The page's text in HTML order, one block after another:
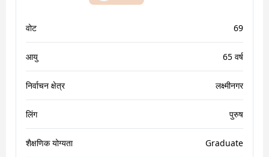
वोट 69
आयु 65 वर्ष
निर्वाचन क्षेत्र लक्ष्मीनगर
लिंग पुरुष
शैक्षणिक योग्यता Graduate